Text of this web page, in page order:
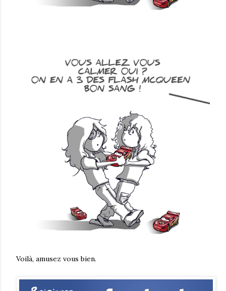
Voilà, amusez vous bien.